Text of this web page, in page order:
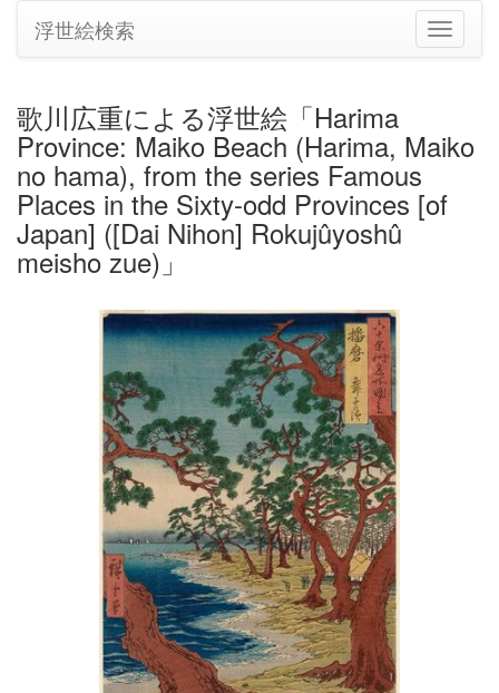
ナ
ビ
ョ
切
浮世絵検索
歌川広重による浮世絵「Harima
Province: Maiko Beach (Harima, Maiko
no hama), from the series Famous
Places in the Sixty-odd Provinces [of
Japan] ([Dai Nihon] Rokujûyoshû
meisho zue)」